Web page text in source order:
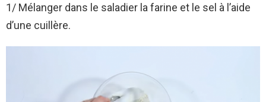
1/ Mélanger dans le saladier la farine et le sel à l’aide
d’une cuillère.